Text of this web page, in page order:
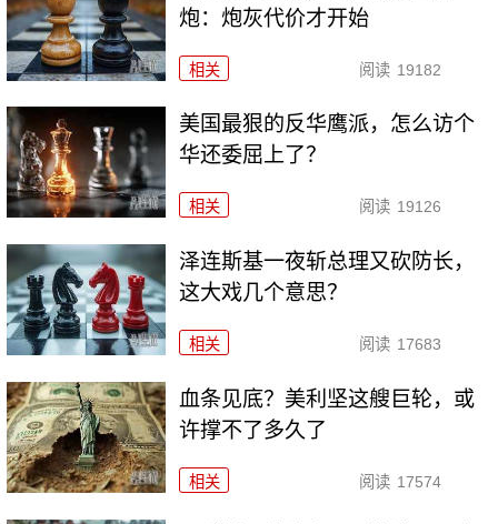
炮：炮灰代价才开始
相关 阅读 19182
美国最狠的反华鹰派，怎么访个
华还委屈上了？
相关 阅读 19126
泽连斯基一夜斩总理又砍防长，
这大戏几个意思？
相关 阅读 17683
血条见底？美利坚这艘巨轮，或
许撑不了多久了
相关 阅读 17574